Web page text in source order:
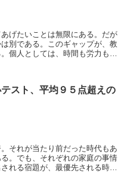
げたいことは無限にある。だが
別である。このギャップが、教
個人としては、時間も労力もか
スト、平均９５点超えの
それが当たり前だった時代もあ
。でも、それぞれの家庭の事情
れる宿題が、最優先される時代